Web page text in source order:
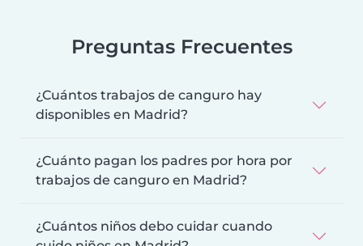
Preguntas Frecuentes
¿Cuántos trabajos de canguro hay
disponibles en Madrid?
¿Cuánto pagan los padres por hora por
trabajos de canguro en Madrid?
¿Cuántos niños debo cuidar cuando